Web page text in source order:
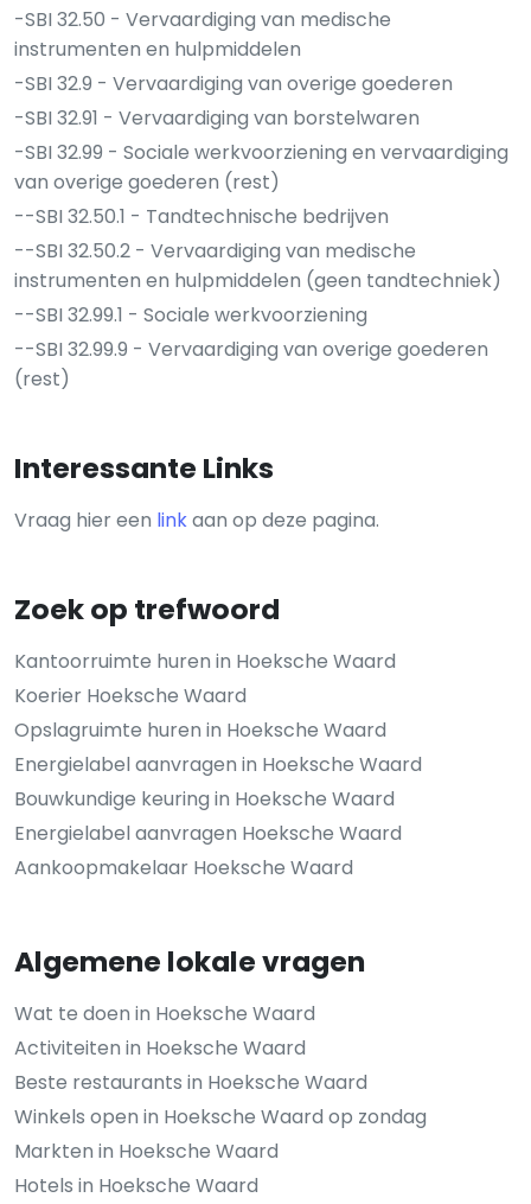
-SBI 32.50 - Vervaardiging van medische
instrumenten en hulpmiddelen
-SBI 32.9 - Vervaardiging van overige goederen
-SBI 32.91 - Vervaardiging van borstelwaren
-SBI 32.99 - Sociale werkvoorziening en vervaardiging
van overige goederen (rest)
--SBI 32.50.1 - Tandtechnische bedrijven
--SBI 32.50.2 - Vervaardiging van medische
instrumenten en hulpmiddelen (geen tandtechniek)
--SBI 32.99.1 - Sociale werkvoorziening
--SBI 32.99.9 - Vervaardiging van overige goederen
(rest)
Interessante Links
Vraag hier een linkaan op deze pagina.
Zoek op trefwoord
Kantoorruimte huren in Hoeksche Waard
Koerier Hoeksche Waard
Opslagruimte huren in Hoeksche Waard
Energielabel aanvragen in Hoeksche Waard
Bouwkundige keuring in Hoeksche Waard
Energielabel aanvragen Hoeksche Waard
Aankoopmakelaar Hoeksche Waard
Algemene lokale vragen
Wat te doen in Hoeksche Waard
Activiteiten in Hoeksche Waard
Beste restaurants in Hoeksche Waard
Winkels open in Hoeksche Waard op zondag
Markten in Hoeksche Waard
Hotels in Hoeksche Waard